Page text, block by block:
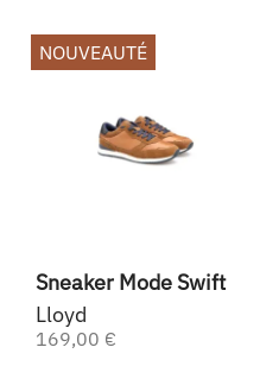
Sneaker Mode Swift
Lloyd
169,00 €
NOUVEAUTÉ